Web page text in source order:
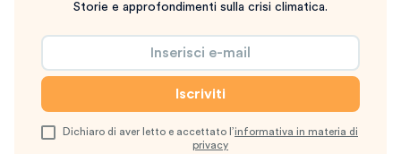
Storie e approfondimenti sulla crisi climatica.
Dichiaro di aver letto e accettato l’informativa in materia di
privacy